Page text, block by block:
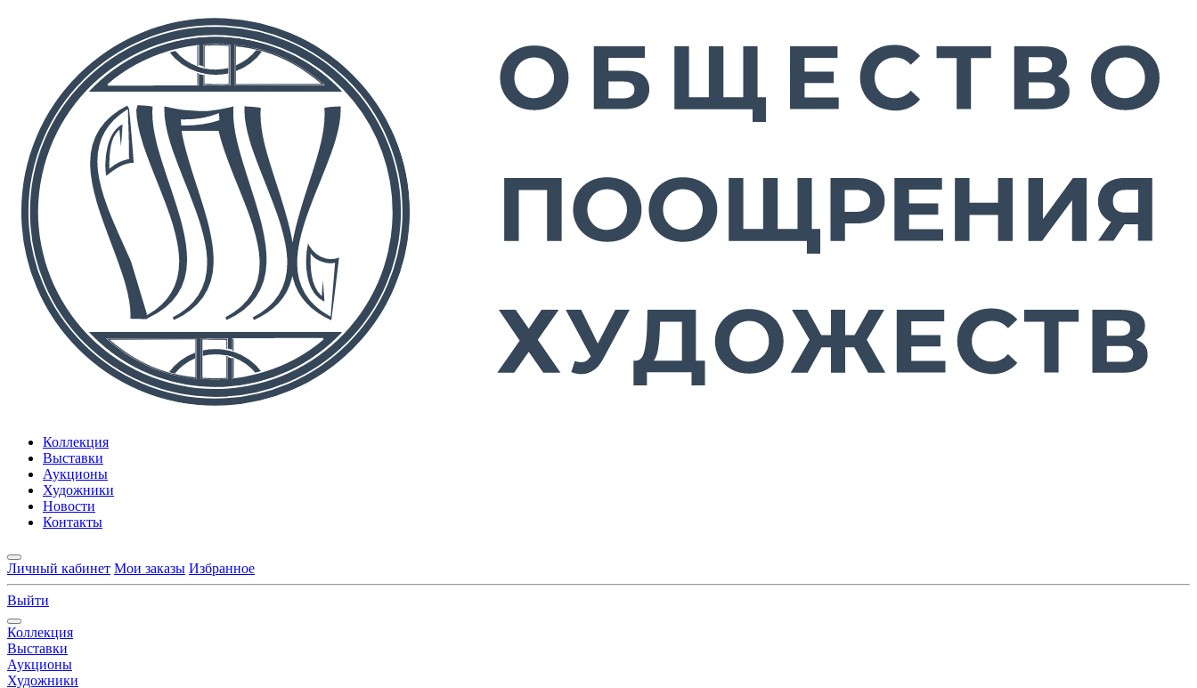
Коллекция
Выставки
Аукционы
Художники
Новости
Контакты
Личный кабинет Мои заказы Избранное
Выйти
Коллекция
Выставки
Аукционы
Художники